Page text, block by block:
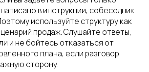
в инструкции, собеседник
используйте структуру как
продаж. Слушайте ответы,
и не бойтесь отказаться от
плана, если разговор
сторону.